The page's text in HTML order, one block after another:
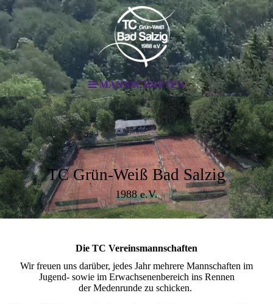
MANNSCHAFTEN
TC Grün-Weiß Bad Salzig
1988 e.V.
Die TC Vereinsmannschaften
Wir freuen uns darüber, jedes Jahr mehrere Mannschaften im
Jugend- sowie im Erwachsenenbereich ins Rennen
der Medenrunde zu schicken.